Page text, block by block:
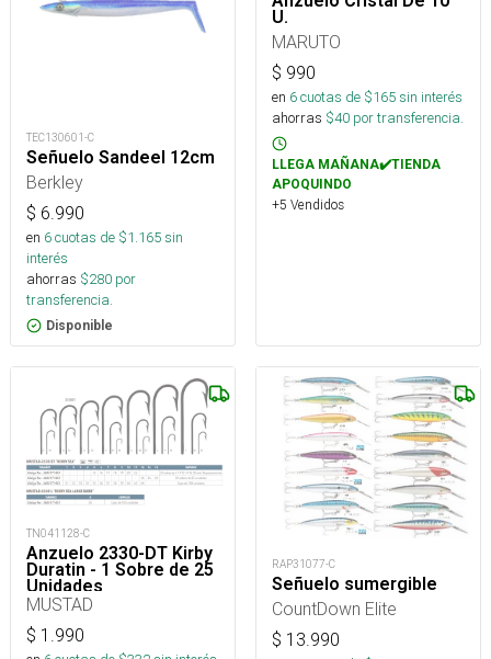
TEC130601-C
Señuelo Sandeel 12cm
Berkley
$ 6.990
en 6cuotas de $1.165sin
interés
ahorras $280 por
transferencia.
Disponible
U.
MARUTO
$ 990
en 6cuotas de $165sin interés
ahorras $40 por transferencia.
LLEGA MAÑANA✔️TIENDA
APOQUINDO
+5 Vendidos
TN041128-C
Anzuelo 2330-DT Kirby
Duratin - 1 Sobre de 25
Unidades
MUSTAD
$ 1.990
RAP31077-C
Señuelo sumergible
CountDown Elite
$ 13.990